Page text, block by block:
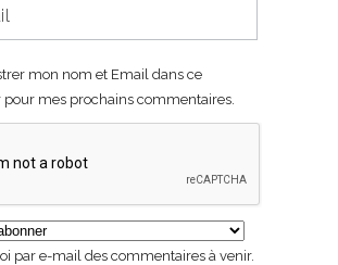
mon nom et Email dans ce
pour mes prochains commentaires.
par e-mail des commentaires à venir.